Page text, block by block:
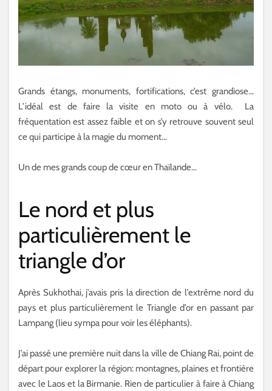
Grands étangs, monuments, fortifications, c’est grandiose…
L’idéal est de faire la visite en moto ou à vélo. La
fréquentation est assez faible et on s’y retrouve souvent seul
ce qui participe à la magie du moment…
Un de mes grands coup de cœur en Thaïlande…
Le nord et plus
particulièrement le
triangle d’or
Après Sukhothai, j’avais pris la direction de l’extrême nord du
pays et plus particulièrement le Triangle d’or en passant par
Lampang (lieu sympa pour voir les éléphants).
J’ai passé une première nuit dans la ville de Chiang Rai, point de
départ pour explorer la région: montagnes, plaines et frontière
avec le Laos et la Birmanie. Rien de particulier à faire à Chiang